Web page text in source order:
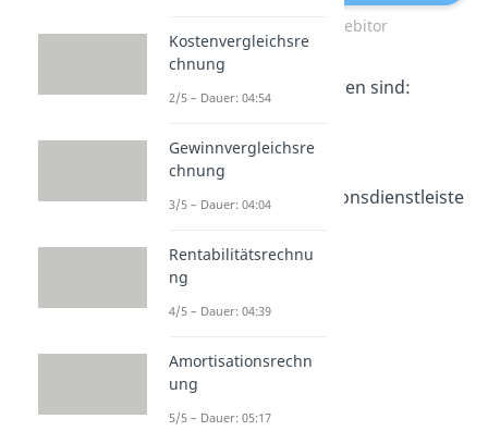
Kreditor vs. Debitor
Beispiele
für Kreditoren sind:
Banken
Telekommunikationsdienstleiste
Kostenvergleichsre
chnung
2/5 – Dauer: 04:54
Gewinnvergleichsre
chnung
3/5 – Dauer: 04:04
Rentabilitätsrechnu
ng
4/5 – Dauer: 04:39
Amortisationsrechn
ung
5/5 – Dauer: 05:17